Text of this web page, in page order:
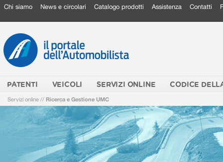
Chi siamo News e circolari Catalogo prodotti Assistenza Contatti
PATENTI VEICOLI SERVIZI ONLINE CODICE
Servizi online // Ricerca e Gestione UMC